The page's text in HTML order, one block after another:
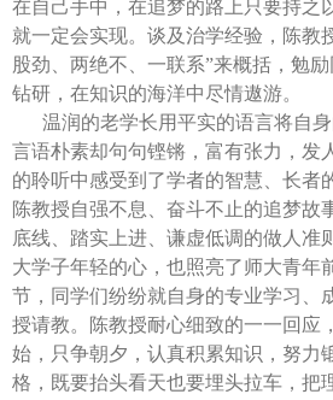
在自己手中，在追梦的路上只要持之
就一定会实现。谈及治学经验，陈教
股劲、两绝不、一联系”来概括，勉
钻研，在知识的海洋中尽情遨游。
温润的老学长用平实的语言将自
言语朴素却句句铿锵，富有张力，发
的聆听中感受到了学者的智慧、长者
陈教授自强不息、奋斗不止的追梦故
底线、踏实上进、谦虚低调的做人准
大学子年轻的心，也照亮了师大青年
节，同学们纷纷就自身的专业学习、
授请教。陈教授耐心细致的一一回应
始，只争朝夕，认真积累知识，努力
格，既要抬头看天也要埋头拉车，把